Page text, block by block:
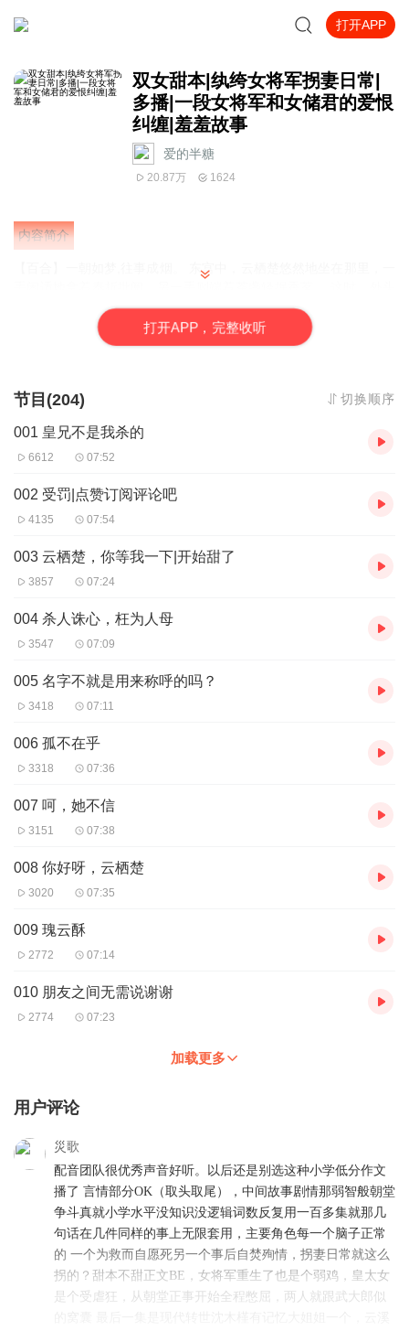
打开APP
双女甜本|纨绔女将军拐妻日常|
多播|一段女将军和女储君的爱恨
纠缠|羞羞故事
爱的半糖
20.87万 1624
内容简介
【百合】一朝如梦,往事成烟。 东宫中，云栖楚悠然地坐在那里，一
有人匆匆忙忙而来，一个滑跪便跪在了她的面前。 云栖楚轻轻掀起
眼帘，唇边一如既往地挂着那柔和且端庄的笑意，缓声道：“怎的如
此慌里慌张的，出何事了？” 那人一脸无奈地回禀道：“沈小将军被
问问原因吗？皇太女殿下。
紧接着又有一人跑来禀报：“沈小将军把柳月殿给砸了！” 那可是京
城中最为顶级的烟花之地啊！ 云栖楚却是连连点头，应道：“嗯，沈
就在这时，又有一人连滚带爬地冲了进来：“殿下！沈小将军跟着曲
着地上跪着的人，喝道：“什么！孤要去瞧瞧，她到底是何意思！！”
说罢，一撩裙子，快步走远了，瞧那背影竟有些急切，哪里还有平
打开APP，完整收听
节目(204) 切换顺序
001 皇兄不是我杀的
6612 07:52
002 受罚|点赞订阅评论吧
4135 07:54
003 云栖楚，你等我一下|开始甜了
3857 07:24
004 杀人诛心，枉为人母
3547 07:09
005 名字不就是用来称呼的吗？
3418 07:11
006 孤不在乎
3318 07:36
007 呵，她不信
3151 07:38
008 你好呀，云栖楚
3020 07:35
009 瑰云酥
2772 07:14
010 朋友之间无需说谢谢
2774 07:23
加载更多
用户评论
災歌
配音团队很优秀声音好听。以后还是别选这种小学低分作文
播了 言情部分OK（取头取尾），中间故事剧情那弱智般朝堂
争斗真就小学水平没知识没逻辑词数反复用一百多集就那几
句话在几件同样的事上无限套用，主要角色每一个脑子正常
的 一个为救而自愿死另一个事后自焚殉情，拐妻日常就这么
拐的？甜本不甜正文BE，女将军重生了也是个弱鸡，皇太女
是个受虐狂，从朝堂正事开始全程憋屈，两人就跟武大郎似